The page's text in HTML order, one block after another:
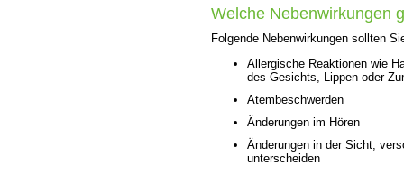
Welche Nebenwirkungen
Folgende Nebenwirkungen sollten
Allergische Reaktionen wie
des Gesichts, Lippen oder
Atembeschwerden
Änderungen im Hören
Änderungen in der Sicht,
unterscheiden